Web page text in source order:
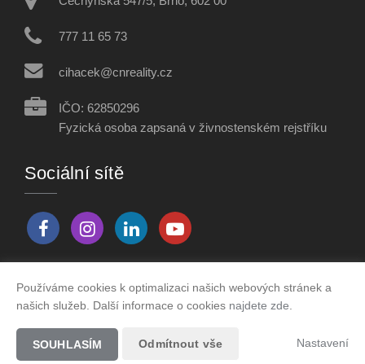
777 11 65 73
cihacek@cnreality.cz
IČO: 62850296
Fyzická osoba zapsaná v živnostenském rejstříku
Sociální sítě
Vytvořeno v systémuCHYTRÝ WEB MAKLÉŘE
Používáme cookies k optimalizaci našich webových stránek a
našich služeb. Další informace o cookies najdete zde
SOUHLASÍM Odmítnout vše Nastavení